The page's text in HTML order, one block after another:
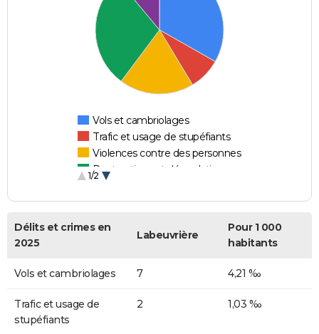
Vols et cambriolages
Trafic et usage de stupéfiants
Violences contre des personnes
Destructions et dégradations
1/2
Délits et crimes en
2025
Labeuvrière
Pour 1 000
habitants
Vols et cambriolages 7 4,21 ‰
Trafic et usage de
stupéfiants
2 1,03 ‰